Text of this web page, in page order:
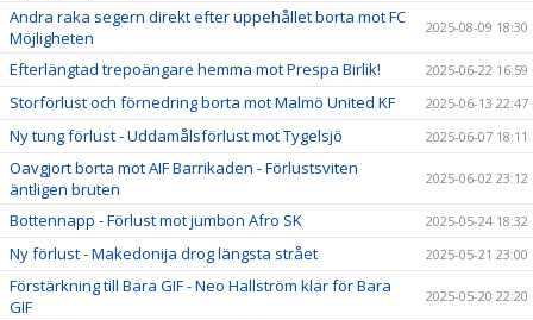
Andra raka segern direkt efter uppehållet borta mot FC
Möjligheten
2025-08-09 18:30
Efterlängtad trepoängare hemma mot Prespa Birlik! 2025-06-22 16:59
Storförlust och förnedring borta mot Malmö United KF 2025-06-13 22:47
Ny tung förlust - Uddamålsförlust mot Tygelsjö 2025-06-07 18:11
Oavgjort borta mot AIF Barrikaden - Förlustsviten
äntligen bruten
2025-06-02 23:12
Bottennapp - Förlust mot jumbon Afro SK 2025-05-24 18:32
Ny förlust - Makedonija drog längsta strået 2025-05-21 23:00
Förstärkning till Bara GIF - Neo Hallström klar för Bara
GIF
2025-05-20 22:20